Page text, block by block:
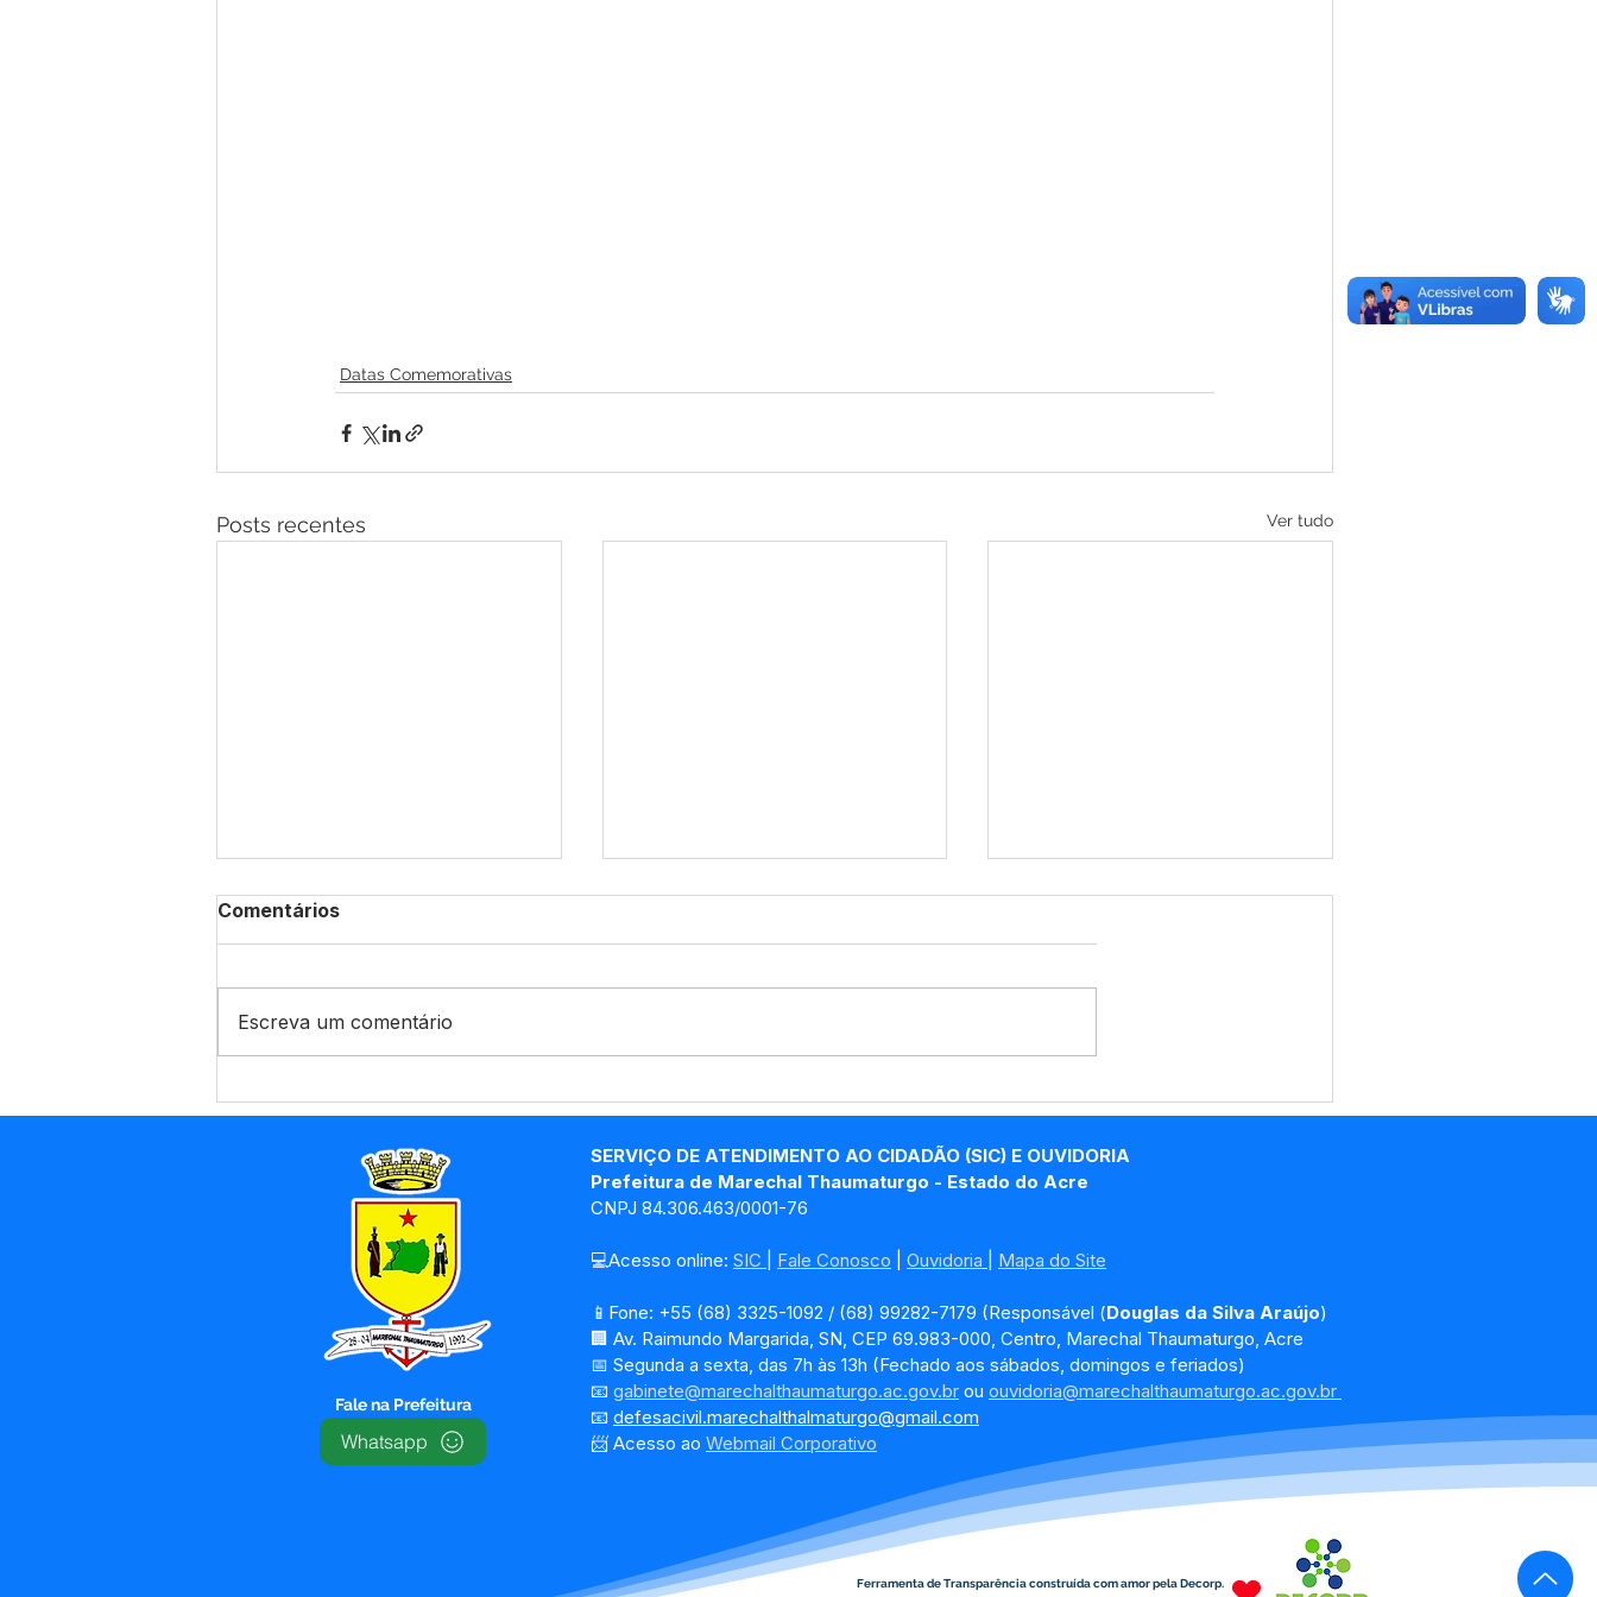
Datas Comemorativas
Posts recentes Ver tudo
de conquistas e esperança
Namorados!
Christi
Comentários
Escreva um comentário
Fale na Prefeitura
Whatsapp
SERVIÇO DE ATENDIMENTO AO CIDADÃO (SIC) E OUVIDORIA
Prefeitura de Marechal Thaumaturgo - Estado do Acre
CNPJ 84.306.463/0001-76
💻Acesso online: SIC Fale Conosco Ouvidoria Mapa do Site
📱Fone: +55 (68) 3325-1092 / (68) 99282-7179 (Responsável (Douglas da Silva Araújo)
🏢 Av. Raimundo Margarida, SN, CEP 69.983-000, Centro, Marechal Thaumaturgo, Acre
📅 Segunda a sexta, das 7h às 13h (Fechado aos sábados, domingos e feriados)
📧 gabinete@marechalthaumaturgo.ac.gov.br ou ouvidoria@marechalthaumaturgo.ac.gov.br
📧 defesacivil.marechalthalmaturgo@gmail.com
📨 Acesso ao Webmail Corporativo
Ferramenta de Transparência construída com amor pela Decorp.